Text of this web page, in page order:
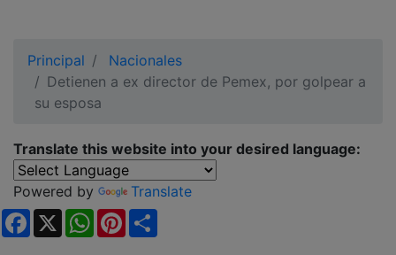
Principal
Nacionales
Detienen a ex director de Pemex, por golpear a
su esposa
Translate this website into your desired language:
Powered by
Translate
Facebook
X WhatsApp
Pinterest